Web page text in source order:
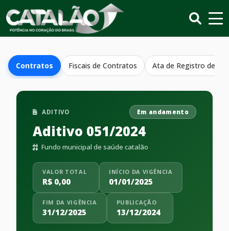
Contratos Fiscais de Contratos Ata de Registro de
ADITIVO Em andamento
Aditivo 051/2024
Fundo municipal de saúde catalão
VALOR TOTAL
R$ 0,00
INÍCIO DA VIGÊNCIA
01/01/2025
FIM DA VIGÊNCIA
31/12/2025
PUBLICAÇÃO
13/12/2024